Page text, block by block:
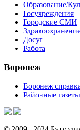
Образование/
Госучреждения
Городские СМИ
Досуг
Работа
Воронеж
Воронеж справка
Районные газеты